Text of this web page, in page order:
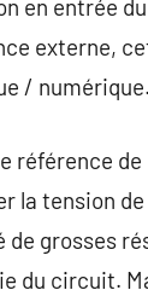
en entrée
externe,
/
référence
tension de
de grosses
du circuit.